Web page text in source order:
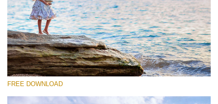
कृपया चुने
Free Cloud Overlay #27
Small 800*533px
Cotton Candy Clouds
(152 Overlays)
FREE DOWNLOAD